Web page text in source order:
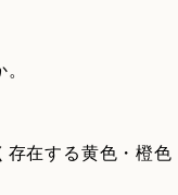
在する黄色・橙